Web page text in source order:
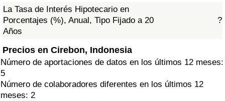
La Tasa de Interés Hipotecario en
Porcentajes (%), Anual, Tipo Fijado a 20
Años
?
Precios en Cirebon, Indonesia
Número de aportaciones de datos en los últimos 12 meses:
5
Número de colaboradores diferentes en los últimos 12
meses: 2